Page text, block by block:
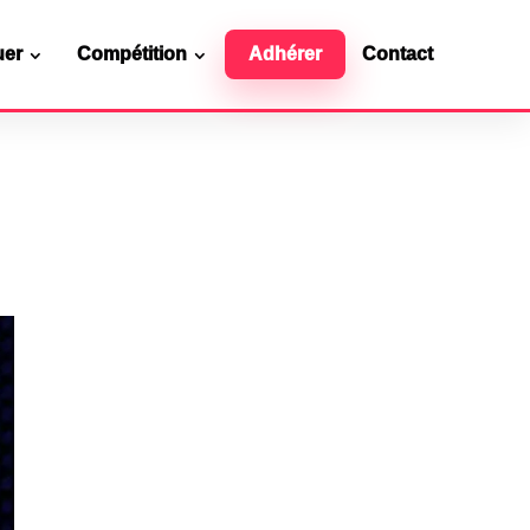
Compétition Adhérer Contact